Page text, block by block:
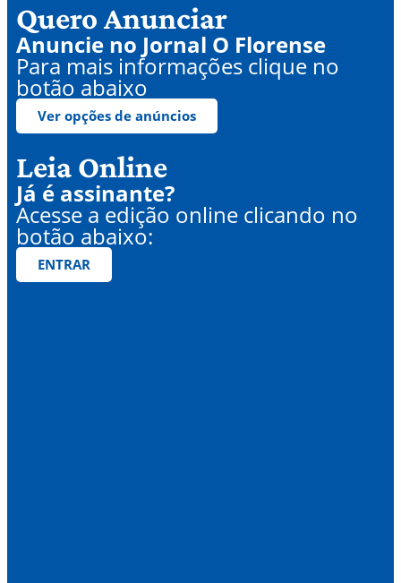
Quero Anunciar
Anuncie no Jornal O Florense
Para mais informações clique no
botão abaixo
Ver opções de anúncios
Leia Online
Já é assinante?
Acesse a edição online clicando no
botão abaixo:
ENTRAR